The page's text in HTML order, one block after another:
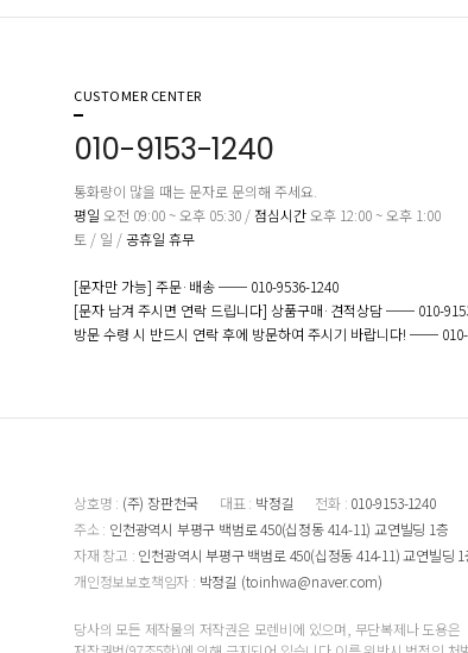
CUSTOMER CENTER
010-9153-1240
통화량이 많을 때는 문자로 문의해 주세요.
평일 오전 09:00 ~ 오후 05:30 / 점심시간오후 12:00 ~ 오후 1:00
토 / 일 /공휴일 휴무
[문자만 가능] 주문·배송 ── 010-9536-1240
[문자 남겨 주시면 연락 드립니다] 상품구매·견적상담 ── 010-
방문 수령 시 반드시 연락 후에 방문하여 주시기 바랍니다! ──
상호명 : (주) 장판천국 대표 : 박정길 전화 : 010-9153-1240
주소 : 인천광역시 부평구 백범로 450(십정동 414-11) 교연빌딩 1층
자재 창고 : 인천광역시 부평구 백범로 450(십정동 414-11) 교연빌딩 1
개인정보보호책임자 : 박정길 (toinhwa@naver.com)
당사의 모든 제작물의 저작권은 모렌비에 있으며, 무단복제나 도용은